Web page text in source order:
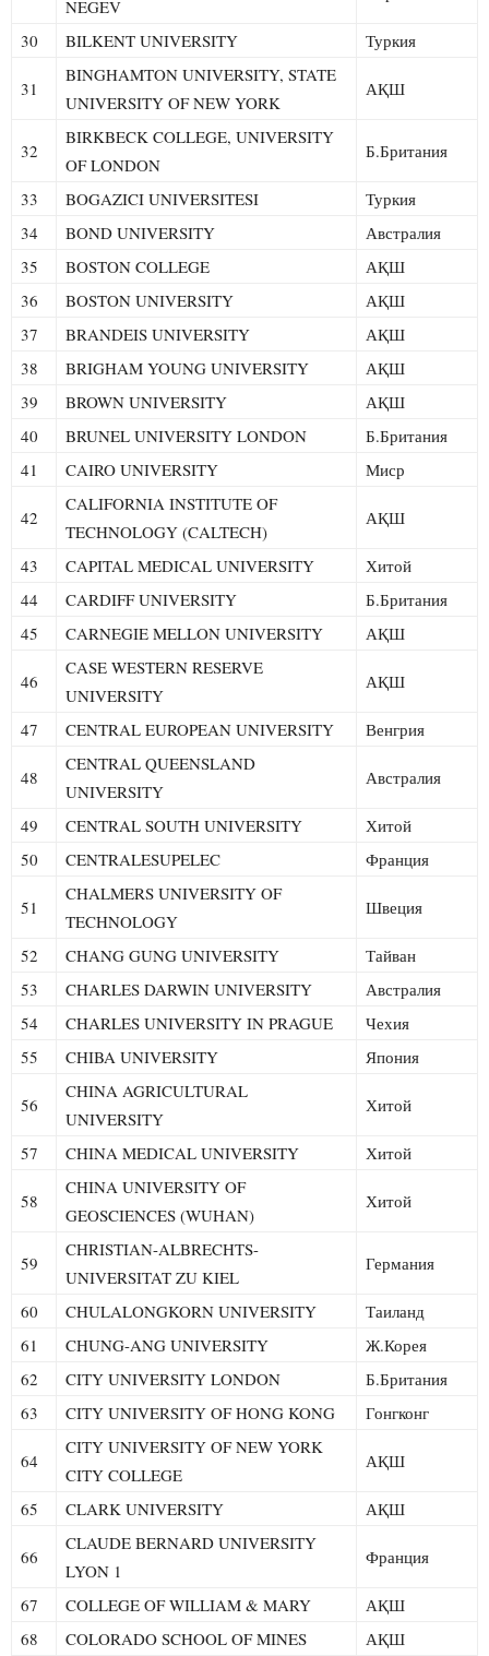
NEGEV
30 BILKENT UNIVERSITY Туркия
31
BINGHAMTON UNIVERSITY, STATE
UNIVERSITY OF NEW YORK
АҚШ
32
BIRKBECK COLLEGE, UNIVERSITY
OF LONDON
Б.Британия
33 BOGAZICI UNIVERSITESI
Туркия
34
BOND UNIVERSITY
Австралия
35
BOSTON COLLEGE
АҚШ
36
BOSTON UNIVERSITY
АҚШ
37
BRANDEIS UNIVERSITY
АҚШ
38
BRIGHAM YOUNG UNIVERSITY
АҚШ
39
BROWN UNIVERSITY
АҚШ
40
BRUNEL UNIVERSITY LONDON
Б.Британия
41
CAIRO UNIVERSITY Миср
42
CALIFORNIA INSTITUTE OF
TECHNOLOGY (CALTECH)
АҚШ
43 CAPITAL MEDICAL UNIVERSITY
Хитой
44
CARDIFF UNIVERSITY
Б.Британия
45
CARNEGIE MELLON UNIVERSITY АҚШ
46
CASE WESTERN RESERVE
UNIVERSITY
АҚШ
47 CENTRAL EUROPEAN UNIVERSITY Венгрия
48
CENTRAL QUEENSLAND
UNIVERSITY
Австралия
49 CENTRAL SOUTH UNIVERSITY
Хитой
50
CENTRALESUPELEC Франция
51
CHALMERS UNIVERSITY OF
TECHNOLOGY
Швеция
52 CHANG GUNG UNIVERSITY
Тайван
53
CHARLES DARWIN UNIVERSITY
Австралия
54
CHARLES UNIVERSITY IN PRAGUE
Чехия
55
CHIBA UNIVERSITY Япония
56
CHINA AGRICULTURAL
UNIVERSITY
Хитой
57 CHINA MEDICAL UNIVERSITY Хитой
58
CHINA UNIVERSITY OF
GEOSCIENCES (WUHAN)
Хитой
59
CHRISTIAN-ALBRECHTS-
UNIVERSITAT ZU KIEL
Германия
60 CHULALONGKORN UNIVERSITY
Таиланд
61
CHUNG-ANG UNIVERSITY
Ж.Корея
62
CITY UNIVERSITY LONDON
Б.Британия
63
CITY UNIVERSITY OF HONG KONG Гонгконг
64
CITY UNIVERSITY OF NEW YORK
CITY COLLEGE
АҚШ
65 CLARK UNIVERSITY АҚШ
66
CLAUDE BERNARD UNIVERSITY
LYON 1
Франция
67 COLLEGE OF WILLIAM & MARY
АҚШ
68
COLORADO SCHOOL OF MINES
АҚШ